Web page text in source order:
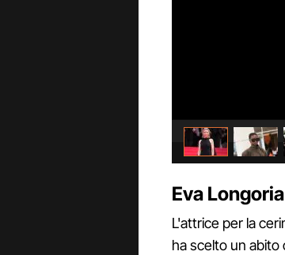
Eva
L'attrice per la
ha scelto un abito